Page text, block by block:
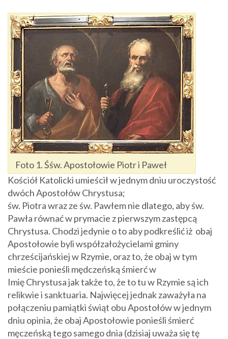
Foto 1. Śśw. Apostołowie Piotr i Paweł
Kościół Katolicki umieścił w jednym dniu uroczystość
dwóch Apostołów Chrystusa;
św. Piotra wraz ze św. Pawłem nie dlatego, aby św.
Pawła równać w prymacie z pierwszym zastępcą
Chrystusa. Chodzi jedynie o to aby podkreślić iż obaj
Apostołowie byli współzałożycielami gminy
chrześcijańskiej w Rzymie, oraz to, że obaj w tym
mieście ponieśli mędczeńską śmierć w
Imię Chrystusa jak także to, że to tu w Rzymie są ich
relikwie i sanktuaria. Najwięcej jednak zaważyła na
połączeniu pamiątki świąt obu Apostołów w jednym
dniu opinia, że obaj Apostołowie ponieśli śmierć
męczeńską tego samego dnia (dzisiaj uważa się tę